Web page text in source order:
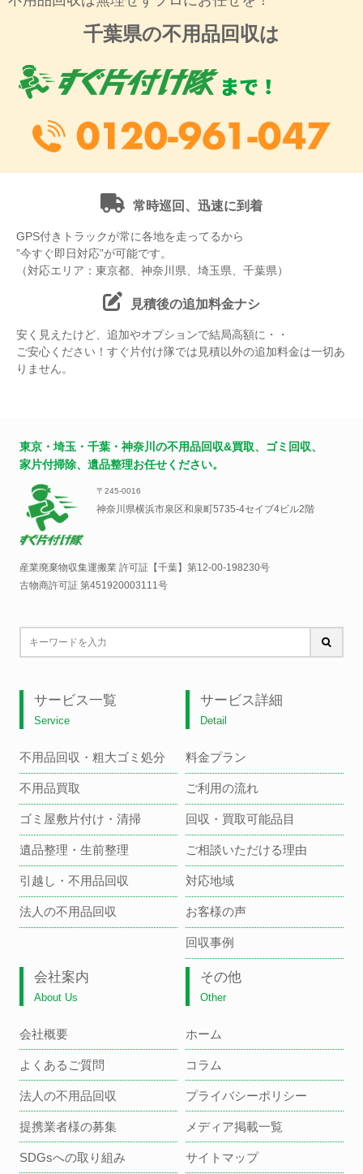
千葉県の不用品回収は
常時巡回、迅速に到着
GPS付きトラックが常に各地を走ってるから
”今すぐ即日対応”が可能です。
（対応エリア：東京都、神奈川県、埼玉県、千葉県）
見積後の追加料金ナシ
安く見えたけど、追加やオプションで結局高額に・・
ご安心ください！すぐ片付け隊では見積以外の追加料金は一切あ
りません。
東京・埼玉・千葉・神奈川の不用品回収&買取、ゴミ回収、
家片付掃除、遺品整理お任せください。
〒245-0016
神奈川県横浜市泉区和泉町5735-4セイブ4ビル2階
産業廃棄物収集運搬業 許可証【千葉】 第12-00-198230号
古物商許可証 第451920003111号
サービス一覧
Service
不用品回収・粗大ゴミ処分
不用品買取
ゴミ屋敷片付け・清掃
遺品整理・生前整理
引越し・不用品回収
法人の不用品回収
サービス詳細
Detail
料金プラン
ご利用の流れ
回収・買取可能品目
ご相談いただける理由
対応地域
お客様の声
回収事例
会社案内
About Us
会社概要
よくあるご質問
法人の不用品回収
提携業者様の募集
SDGsへの取り組み
その他
Other
ホーム
コラム
プライバシーポリシー
メディア掲載一覧
サイトマップ